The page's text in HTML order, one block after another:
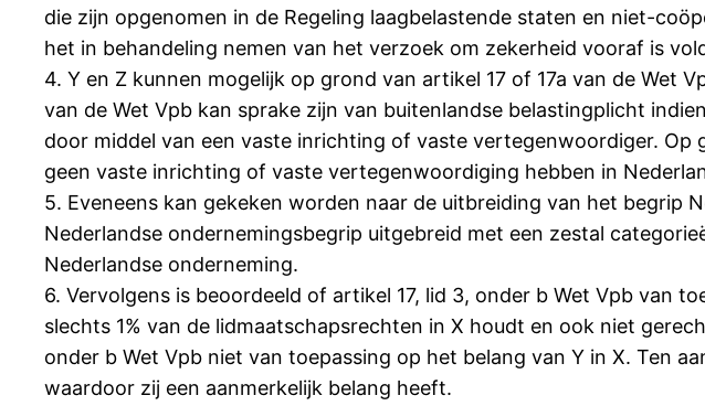
die zijn opgenomen in de Regeling laagbelastende staten en niet-
het in behandeling nemen van het verzoek om zekerheid vooraf is
4. Y en Z kunnen mogelijk op grond van artikel 17 of 17a van de Wet
van de Wet Vpb kan sprake zijn van buitenlandse belastingplicht
door middel van een vaste inrichting of vaste vertegenwoordiger.
geen vaste inrichting of vaste vertegenwoordiging hebben in
5. Eveneens kan gekeken worden naar de uitbreiding van het begrip
Nederlandse ondernemingsbegrip uitgebreid met een zestal
Nederlandse onderneming.
6. Vervolgens is beoordeeld of artikel 17, lid 3, onder b Wet Vpb van
slechts 1% van de lidmaatschapsrechten in X houdt en ook niet
onder b Wet Vpb niet van toepassing op het belang van Y in X. Ten
waardoor zij een aanmerkelijk belang heeft.